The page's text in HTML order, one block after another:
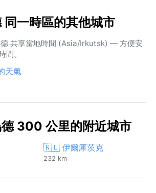
同一時區的其他城市
共享當地時間 (Asia/Irkutsk) — 方便安
間。
天氣
300 公里的附近城市
🇷🇺 伊爾庫茨克
232 km